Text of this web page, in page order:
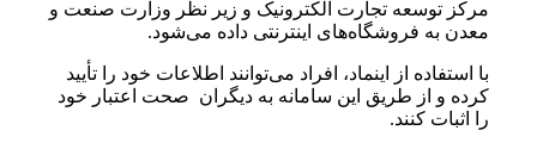
مرکز توسعه تجارت الکترونیک و زیر نظر وزارت صنعت و
معدن به فروشگاه‌های اینترنتی داده می‌شود.
با استفاده از اینماد، افراد می‌توانند اطلاعات خود را تأیید
کرده و از طریق این سامانه به دیگران صحت اعتبار خود
را اثبات کنند.